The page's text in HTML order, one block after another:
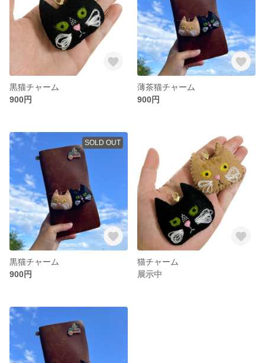
黒猫チャーム
900円
薄茶猫チャーム
900円
SOLD OUT
黒猫チャーム
900円
猫チャーム
展示中